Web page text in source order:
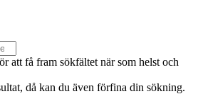
att få fram sökfältet när som helst och
då kan du även förfina din sökning.